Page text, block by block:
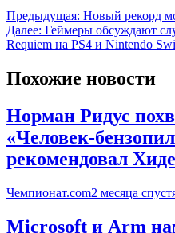
Предыдущая: Новый рекорд
Далее: Геймеры обсуждают
Requiem на PS4 и Nintendo
Похожие новости
Норман Ридус
«Человек-
рекомендовал
Чемпионат.com2 месяца
Microsoft и Arm